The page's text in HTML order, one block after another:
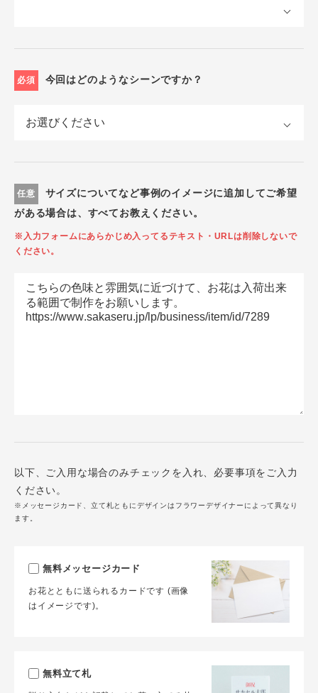
必須 今回はどのようなシーンですか？
任意
サイズについてなど事例のイメージに追加してご希望
がある場合は、すべてお教えください。
※入力フォームにあらかじめ入ってるテキスト・URLは削除しないで
ください。
以下、ご入用な場合のみチェックを入れ、必要事項をご入力
ください。
※メッセージカード、立て札ともにデザインはフラワーデザイナーによって異なり
ます。
無料メッセージカード
お花とともに送られるカードです (画像
はイメージです)。
無料立て札